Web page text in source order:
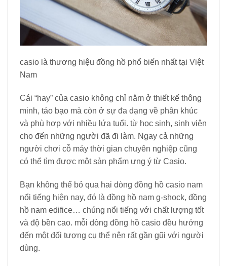
casio là thương hiệu đồng hồ phổ biến nhất tại Việt
Nam
Cái “hay” của casio không chỉ nằm ở thiết kế thông
minh, táo bạo mà còn ở sự đa dạng về phân khúc
và phù hợp với nhiều lứa tuổi. từ học sinh, sinh viên
cho đến những người đã đi làm. Ngay cả những
người chơi cỗ máy thời gian chuyên nghiệp cũng
có thể tìm được một sản phẩm ưng ý từ Casio.
Bạn không thể bỏ qua hai dòng đồng hồ casio nam
nổi tiếng hiện nay, đó là đồng hồ nam g-shock, đồng
hồ nam edifice… chúng nổi tiếng với chất lượng tốt
và độ bền cao. mỗi dòng đồng hồ casio đều hướng
đến một đối tượng cụ thể nên rất gần gũi với người
dùng.